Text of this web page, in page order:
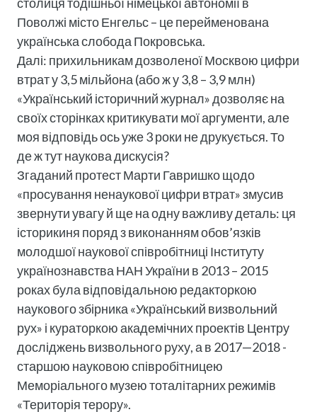
Поволжі місто Енгельс – це перейменована
українська слобода Покровська.
Далі: прихильникам дозволеної Москвою цифри
втрат у 3,5 мільйона (або ж у 3,8 – 3,9 млн)
«Український історичний журнал» дозволяє на
своїх сторінках критикувати мої аргументи, але
моя відповідь ось уже 3 роки не друкується. То
де ж тут наукова дискусія?
Згаданий протест Марти Гавришко щодо
«просування ненаукової цифри втрат» змусив
звернути увагу й ще на одну важливу деталь: ця
історикиня поряд з виконанням обов’язків
молодшої наукової співробітниці Інституту
українознавства НАН України в 2013 – 2015
роках була відповідальною редакторкою
наукового збірника «Український визвольний
рух» і кураторкою академічних проектів Центру
досліджень визвольного руху, а в 2017—2018 -
старшою науковою співробітницею
Меморіального музею тоталітарних режимів
«Територія терору».